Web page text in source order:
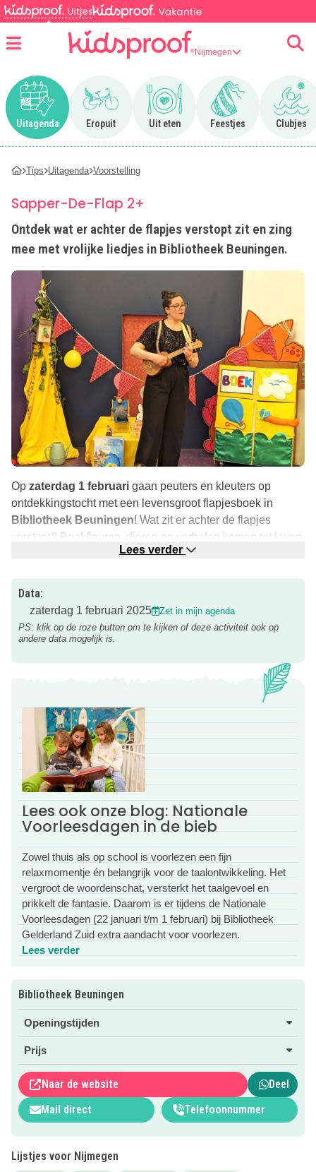
Nijmegen
Uitagenda
Ga naar Uitagenda
Eropuit
Ga naar Eropuit
Uit eten
Ga naar Uit eten
Feestjes
Ga naar Feestjes
Clubjes
Ga
Tips Uitagenda Voorstelling
Sapper-De-Flap 2+
Ontdek wat er achter de flapjes verstopt zit en zing
mee met vrolijke liedjes in Bibliotheek Beuningen.
Op zaterdag 1 februari gaan peuters en kleuters op
ontdekkingstocht met een levensgroot flapjesboek in
Bibliotheek Beuningen! Wat zit er achter de flapjes
verstopt? Boekfiguren, dieren en verhalen komen tot leven
in deze interactieve en muzikale voorstelling. Er worden
Vergeet niet: kinderen én volwassenen hebben een kaartje
nodig om verzekerd te zijn van een fijne zitplek.
Kaartjes reserveren, klik dan op de roze button!
nog meer uitjes
Lees verder
Data:
zaterdag 1 februari 2025
Zet in mijn agenda
PS: klik op de roze button om te kijken of deze activiteit ook op
andere data mogelijk is.
Lees ook onze blog: Nationale
Voorleesdagen in de bieb
Zowel thuis als op school is voorlezen een fijn
relaxmomentje én belangrijk voor de taalontwikkeling. Het
vergroot de woordenschat, versterkt het taalgevoel en
prikkelt de fantasie. Daarom is er tijdens de Nationale
Voorleesdagen (22 januari t/m 1 februari) bij Bibliotheek
Gelderland Zuid extra aandacht voor voorlezen.
Lees verderLees verder
Bibliotheek Beuningen
Openingstijden
Prijs
Naar de website
Deel
Mail direct
Telefoonnummer
Lijstjes voor Nijmegen